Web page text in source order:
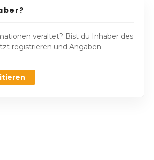
veraltet? Bist du Inhaber des
registrieren und Angaben